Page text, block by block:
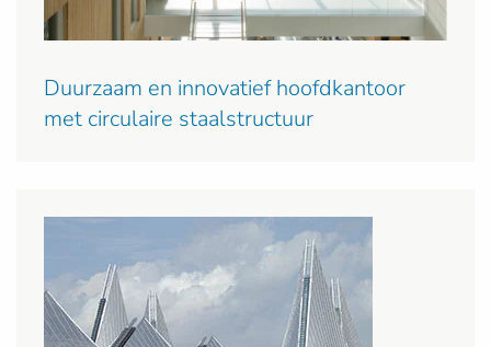
Duurzaam en innovatief hoofdkantoor
met circulaire staalstructuur